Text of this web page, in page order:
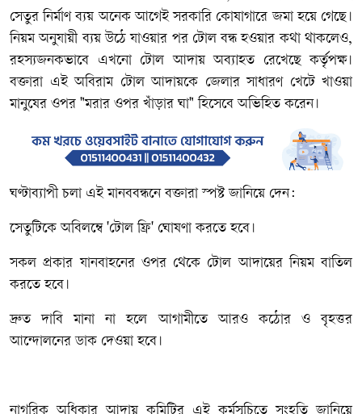
সেতুর নির্মাণ ব্যয় অনেক আগেই সরকারি কোষাগারে জমা হয়ে গেছে।
নিয়ম অনুযায়ী ব্যয় উঠে যাওয়ার পর টোল বন্ধ হওয়ার কথা থাকলেও,
রহস্যজনকভাবে এখনো টোল আদায় অব্যাহত রেখেছে কর্তৃপক্ষ।
বক্তারা এই অবিরাম টোল আদায়কে জেলার সাধারণ খেটে খাওয়া
মানুষের ওপর "মরার ওপর খাঁড়ার ঘা" হিসেবে অভিহিত করেন।
​ঘণ্টাব্যাপী চলা এই মানববন্ধনে বক্তারা স্পষ্ট জানিয়ে দেন:
​সেতুটিকে অবিলম্বে 'টোল ফ্রি' ঘোষণা করতে হবে।
​সকল প্রকার যানবাহনের ওপর থেকে টোল আদায়ের নিয়ম বাতিল
করতে হবে।
​দ্রুত দাবি মানা না হলে আগামীতে আরও কঠোর ও বৃহত্তর
আন্দোলনের ডাক দেওয়া হবে।